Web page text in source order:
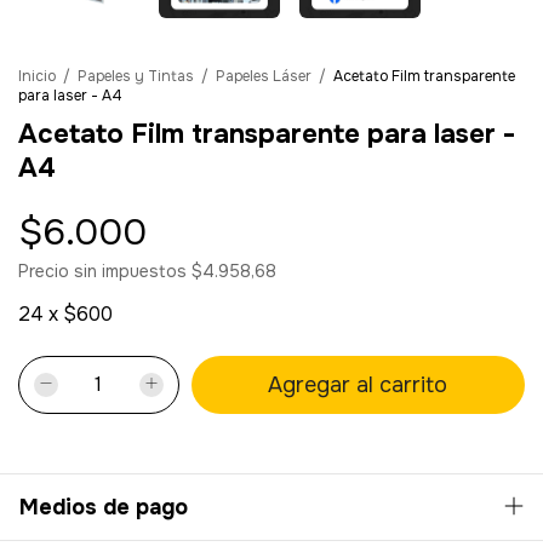
Inicio / Papeles y Tintas / Papeles Láser / Acetato Film transparente
para laser - A4
Acetato Film transparente para laser -
A4
$6.000
Precio sin impuestos $4.958,68
24 x $600
Medios de pago